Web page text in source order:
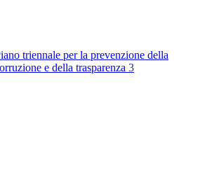
triennale per la prevenzione della
e della trasparenza 3